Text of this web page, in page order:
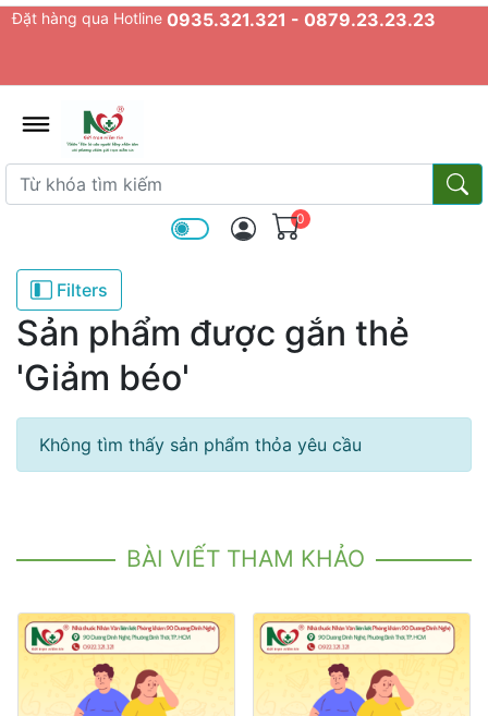
Đặt hàng qua Hotline 0935.321.321 - 0879.23.23.23
Từ khóa tìm kiếm
Từ
0
Filters
Sản phẩm được gắn thẻ
'Giảm béo'
Không tìm thấy sản phẩm thỏa yêu cầu
BÀI VIẾT THAM KHẢO